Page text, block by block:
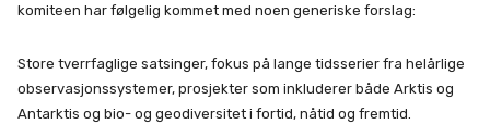
komiteen har følgelig kommet med noen generiske forslag:
Store tverrfaglige satsinger, fokus på lange tidsserier fra helårlige
observasjonssystemer, prosjekter som inkluderer både Arktis og
Antarktis og bio- og geodiversitet i fortid, nåtid og fremtid.